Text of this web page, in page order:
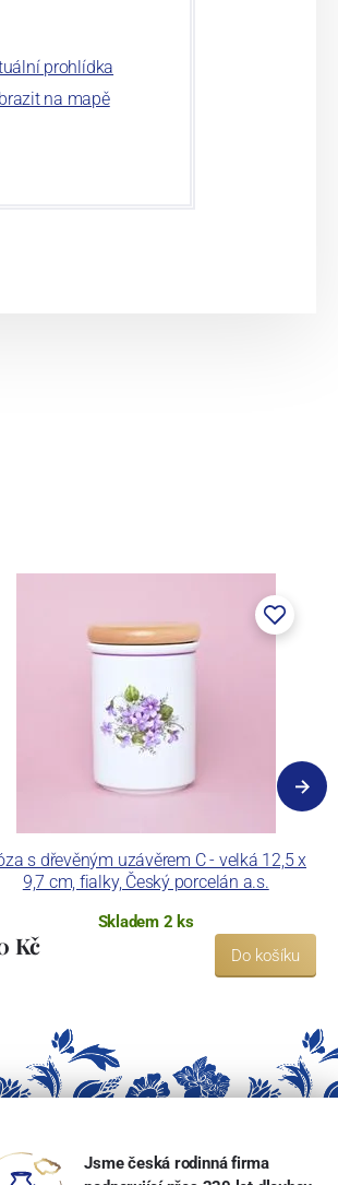
prohlídka
na mapě
s dřevěným uzávěrem C - velká 12,5 x
9,7 cm, fialky, Český porcelán a.s.
Skladem 2 ks
Kč Do košíku
Jsme česká rodinná firma